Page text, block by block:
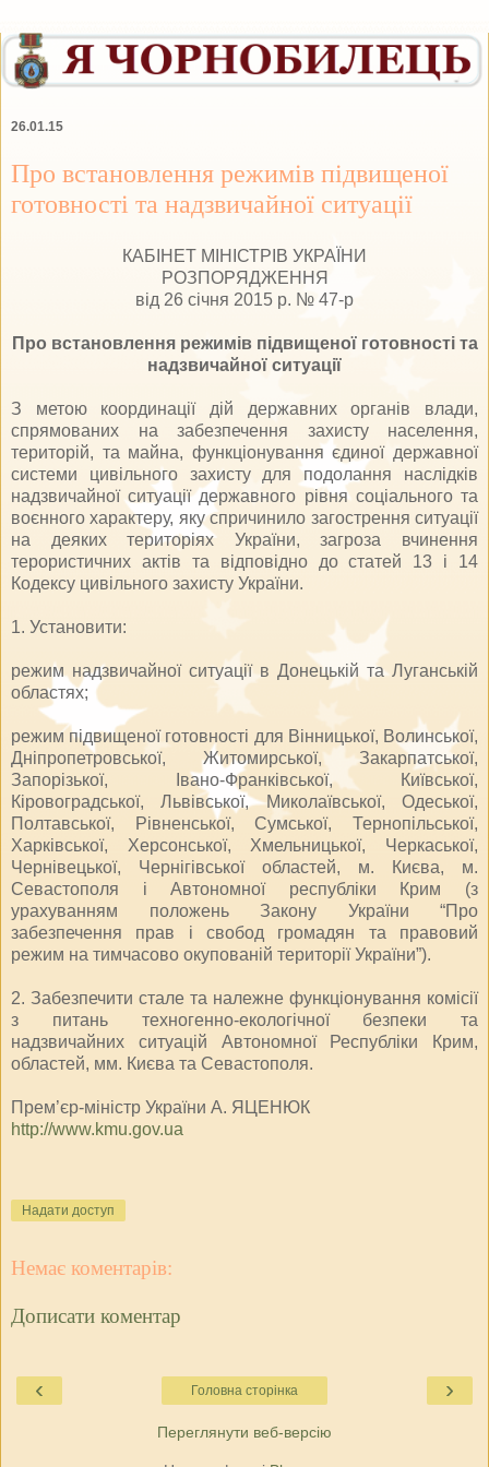
26.01.15
Про встановлення режимів підвищеної
готовності та надзвичайної ситуації
КАБІНЕТ МІНІСТРІВ УКРАЇНИ
РОЗПОРЯДЖЕННЯ
від 26 січня 2015 р. № 47-р
Про встановлення режимів підвищеної готовності та
надзвичайної ситуації
З метою координації дій державних органів влади,
спрямованих на забезпечення захисту населення,
територій, та майна, функціонування єдиної державної
системи цивільного захисту для подолання наслідків
надзвичайної ситуації державного рівня соціального та
воєнного характеру, яку спричинило загострення ситуації
на деяких територіях України, загроза вчинення
терористичних актів та відповідно до статей 13 і 14
Кодексу цивільного захисту України.
1. Установити:
режим надзвичайної ситуації в Донецькій та Луганській
областях;
режим підвищеної готовності для Вінницької, Волинської,
Дніпропетровської, Житомирської, Закарпатської,
Запорізької, Івано-Франківської, Київської,
Кіровоградської, Львівської, Миколаївської, Одеської,
Полтавської, Рівненської, Сумської, Тернопільської,
Харківської, Херсонської, Хмельницької, Черкаської,
Чернівецької, Чернігівської областей, м. Києва, м.
Севастополя і Автономної республіки Крим (з
урахуванням положень Закону України “Про
забезпечення прав і свобод громадян та правовий
режим на тимчасово окупованій території України”).
2. Забезпечити стале та належне функціонування комісії
з питань техногенно-екологічної безпеки та
надзвичайних ситуацій Автономної Республіки Крим,
областей, мм. Києва та Севастополя.
Прем’єр-міністр України А. ЯЦЕНЮК
http://www.kmu.gov.ua
Надати доступ
Немає коментарів:
Дописати коментар
‹ ›
Головна сторінка
Переглянути веб-версію